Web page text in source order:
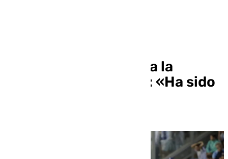
Pellicer resta dureza a la
derrota ante el Elche: «Ha sido